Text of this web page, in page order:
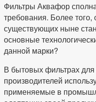
Фильтры Аквафор
требования. Более
существующих ныне
основные
данной марки?
В бытовых фильтрах
производителей
применяемые в